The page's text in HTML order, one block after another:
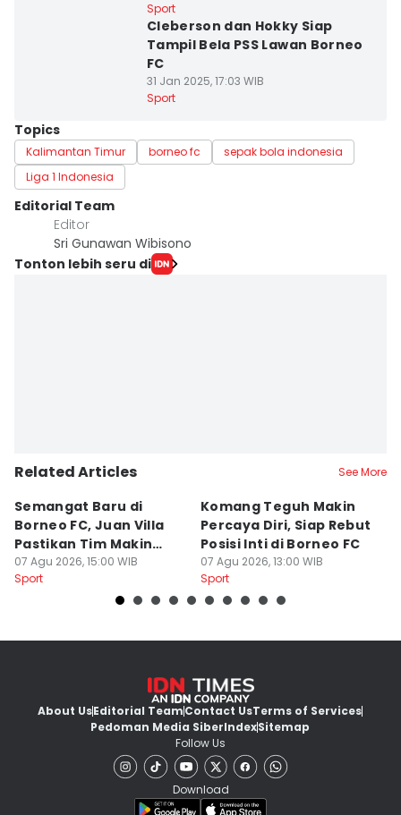
Sport
Cleberson dan Hokky Siap
Tampil Bela PSS Lawan Borneo
FC
31 Jan 2025, 17:03 WIB
Sport
Topics
Kalimantan Timur borneo fc
sepak bola indonesia
Liga 1 Indonesia
Editorial Team
Editor
Sri Gunawan Wibisono
Tonton lebih seru di
Related Articles See More
Semangat Baru di
Borneo FC, Juan Villa
Pastikan Tim Makin
Kompak
07 Agu 2026, 15:00 WIB
Sport
Komang Teguh Makin
Percaya Diri, Siap Rebut
Posisi Inti di Borneo FC
07 Agu 2026, 13:00 WIB
Sport
About UsEditorial TeamContact UsTerms of Services
Pedoman Media SiberIndexSitemap
Follow Us
Download